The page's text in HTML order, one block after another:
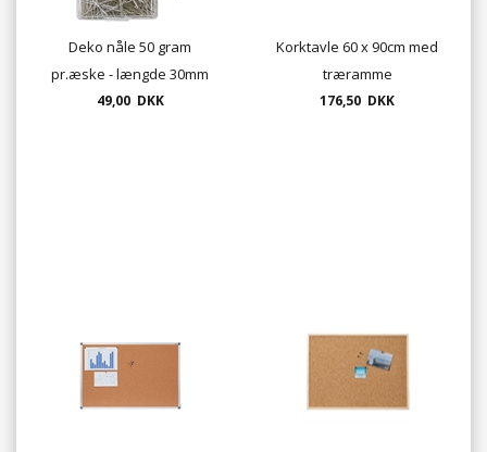
Deko nåle 50 gram
pr.æske - længde 30mm
49,00 DKK
Korktavle 60 x 90cm med
træramme
176,50 DKK